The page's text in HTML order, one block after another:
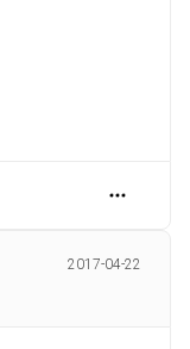
2017-04-22